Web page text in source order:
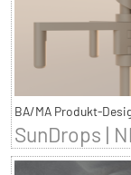
BA/MA Produkt-
SunDrops |